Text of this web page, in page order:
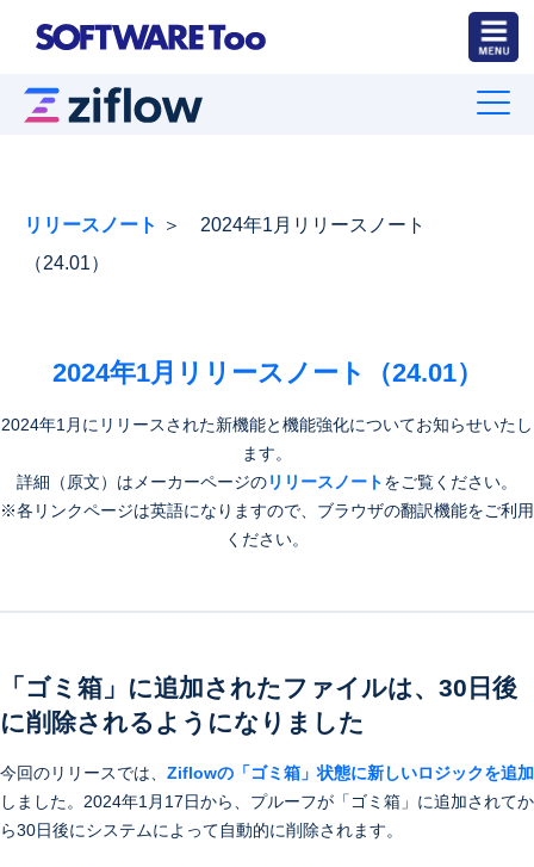
リリースノート
＞ 2024年1月リリースノート
（24.01）
2024年1月リリースノート（24.01）
2024年1月にリリースされた新機能と機能強化についてお知らせいたし
ます。
詳細（原文）はメーカーページのリリースノートをご覧ください。
※各リンクページは英語になりますので、ブラウザの翻訳機能をご利用
ください。
「ゴミ箱」に追加されたファイルは、30日後
に削除されるようになりました
今回のリリースでは、 Ziflowの「ゴミ箱」状態に新しいロジックを追加
しました。2024年1月17日から、プルーフが「ゴミ箱」に追加されてか
ら30日後にシステムによって自動的に削除されます。